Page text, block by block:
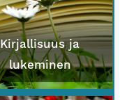
Kirjallisuus ja
lukeminen